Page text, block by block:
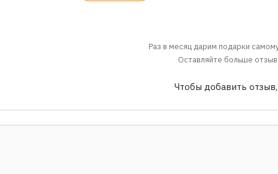
Раз в месяц дарим подарки
Оставляйте больше
Чтобы добавить